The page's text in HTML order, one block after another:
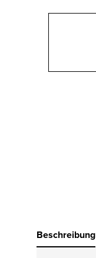
Beschreibung